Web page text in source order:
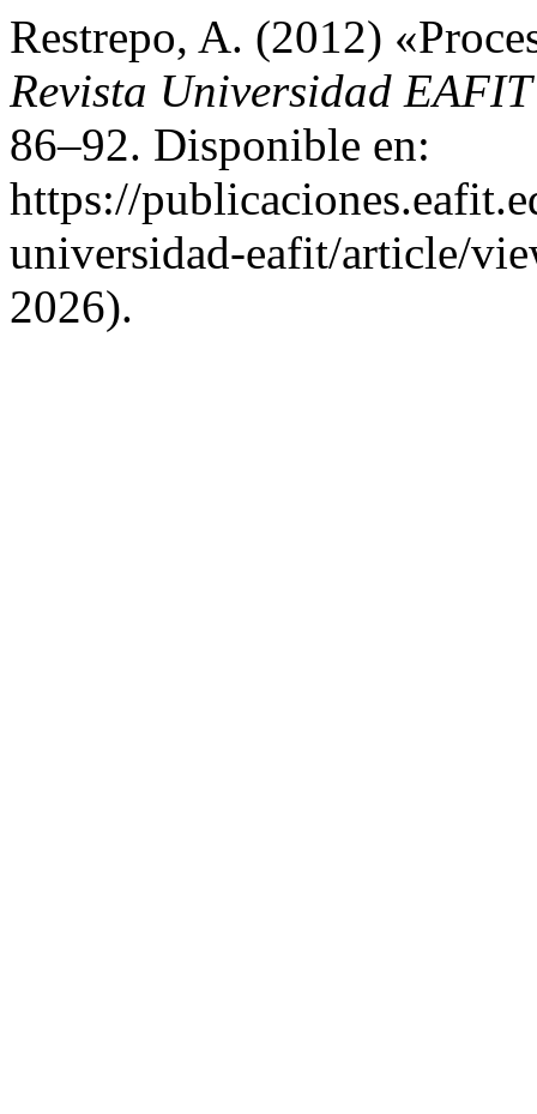
Restrepo, A. (2012)
Revista Universidad
86–92. Disponible en:
https://
universidad-eafit/article/
2026).